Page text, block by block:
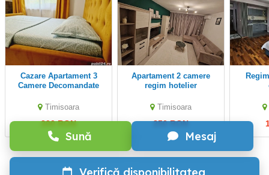
Sună Mesaj
Cazare Apartament 3
Camere Decomandate
Timisoara
200 RON
Apartament 2 camere
regim hotelier
Timisoara
250 RON
Regim hotelier zona